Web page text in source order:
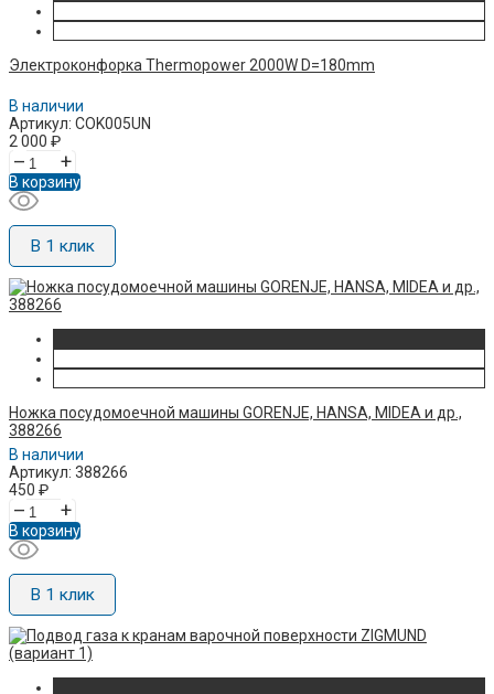
Электроконфорка Thermopower 2000W D=180mm
В наличии
Артикул: COK005UN
2 000 ₽
– +
В корзину
В 1 клик
Ножка посудомоечной машины GORENJE, HANSA, MIDEA и др.,
388266
В наличии
Артикул: 388266
450 ₽
– +
В корзину
В 1 клик